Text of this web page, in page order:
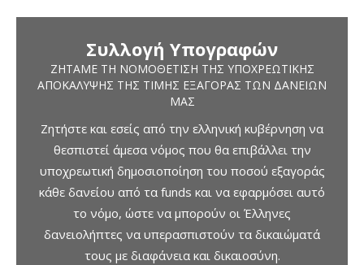
Συλλογή Υπογραφών
ΖΗΤΆΜΕ ΤΗ ΝΟΜΟΘΈΤΙΣΗ ΤΗΣ ΥΠΟΧΡΕΩΤΙΚΉΣ
ΑΠΟΚΆΛΥΨΗΣ ΤΗΣ ΤΙΜΉΣ ΕΞΑΓΟΡΆΣ ΤΩΝ ΔΑΝΕΊΩΝ
ΜΑΣ
Ζητήστε και εσείς από την ελληνική κυβέρνηση να
θεσπιστεί άμεσα νόμος που θα επιβάλλει την
υποχρεωτική δημοσιοποίηση του ποσού εξαγοράς
κάθε δανείου από τα funds και να εφαρμόσει αυτό
το νόμο, ώστε να μπορούν οι Έλληνες
δανειολήπτες να υπερασπιστούν τα δικαιώματά
τους με διαφάνεια και δικαιοσύνη.